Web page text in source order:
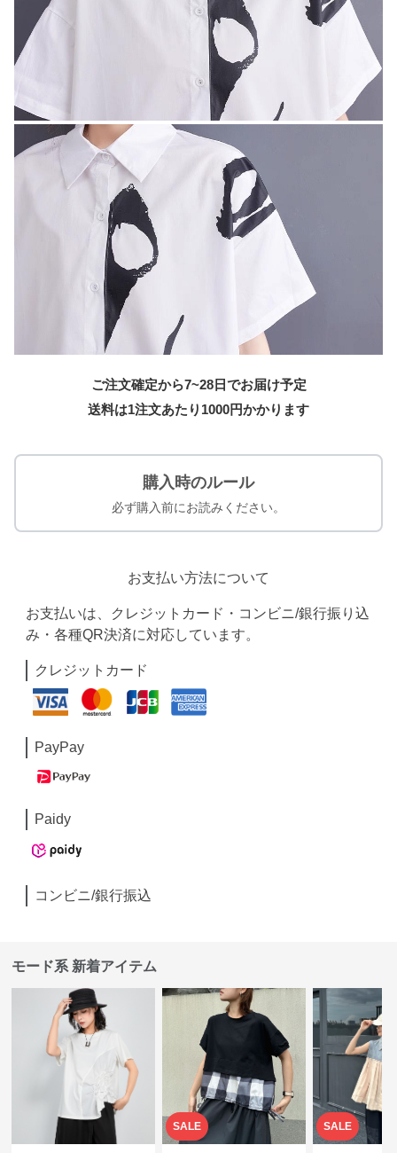
ご注文確定から7~28日でお届け予定
送料は1注文あたり 1000円かかります
購入時のルール
必ず購入前にお読みください。
お支払い方法について
お支払いは、クレジットカード・コンビニ/銀行振り込
み・各種QR決済に対応しています。
クレジットカード
PayPay
Paidy
コンビニ/銀行振込
モード系 新着アイテム
SALE SALE